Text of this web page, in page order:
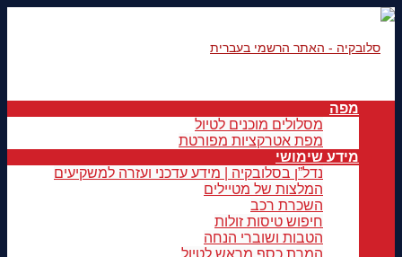
מפה
מסלולים מוכנים לטיול
מפת אטרקציות מפורטת
מידע שימושי
נדל”ן בסלובקיה | מידע עדכני ועזרה למשקיעים
המלצות של מטיילים
השכרת רכב
חיפוש טיסות זולות
הטבות ושוברי הנחה
המרת כסף מראש לטיול